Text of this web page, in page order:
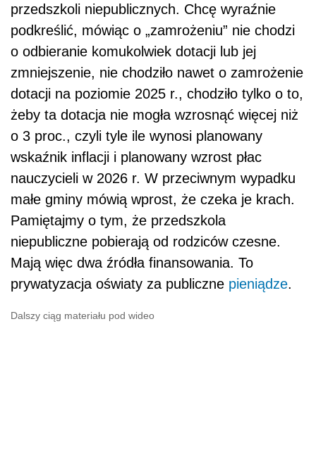
przedszkoli niepublicznych. Chcę wyraźnie
podkreślić, mówiąc o „zamrożeniu” nie chodzi
o odbieranie komukolwiek dotacji lub jej
zmniejszenie, nie chodziło nawet o zamrożenie
dotacji na poziomie 2025 r., chodziło tylko o to,
żeby ta dotacja nie mogła wzrosnąć więcej niż
o 3 proc., czyli tyle ile wynosi planowany
wskaźnik inflacji i planowany wzrost płac
nauczycieli w 2026 r. W przeciwnym wypadku
małe gminy mówią wprost, że czeka je krach.
Pamiętajmy o tym, że przedszkola
niepubliczne pobierają od rodziców czesne.
Mają więc dwa źródła finansowania. To
prywatyzacja oświaty za publiczne pieniądze.
Dalszy ciąg materiału pod wideo